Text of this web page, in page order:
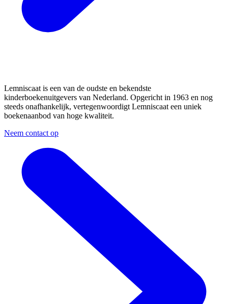
Lemniscaat is een van de oudste en bekendste
kinderboekenuitgevers van Nederland. Opgericht in 1963 en nog
steeds onafhankelijk, vertegenwoordigt Lemniscaat een uniek
boekenaanbod van hoge kwaliteit.
Neem contact op